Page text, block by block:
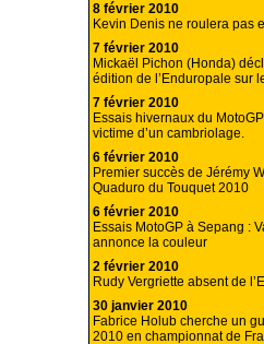
8 février 2010
Kevin Denis ne roulera pas
7 février 2010
Mickaël Pichon (Honda)
édition de l’Enduropale sur
7 février 2010
Essais hivernaux du
victime d’un cambriolage.
6 février 2010
Premier succès de Jérémy
Quaduro du Touquet 2010
6 février 2010
Essais MotoGP à Sepang :
annonce la couleur
2 février 2010
Rudy Vergriette absent de
30 janvier 2010
Fabrice Holub cherche un
2010 en championnat de